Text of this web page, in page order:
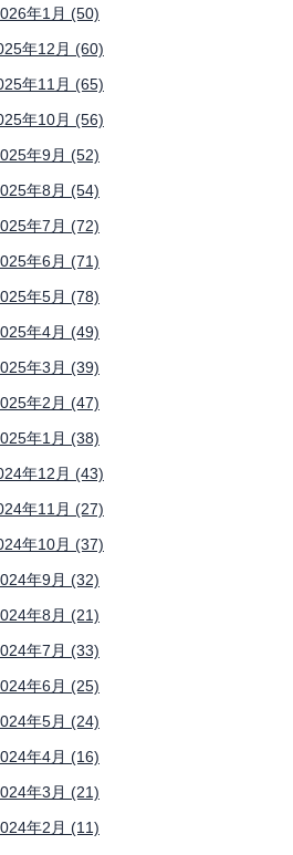
年1月 (50)
年12月 (60)
年11月 (65)
年10月 (56)
年9月 (52)
年8月 (54)
年7月 (72)
年6月 (71)
年5月 (78)
年4月 (49)
年3月 (39)
年2月 (47)
年1月 (38)
年12月 (43)
年11月 (27)
年10月 (37)
年9月 (32)
年8月 (21)
年7月 (33)
年6月 (25)
年5月 (24)
年4月 (16)
年3月 (21)
年2月 (11)